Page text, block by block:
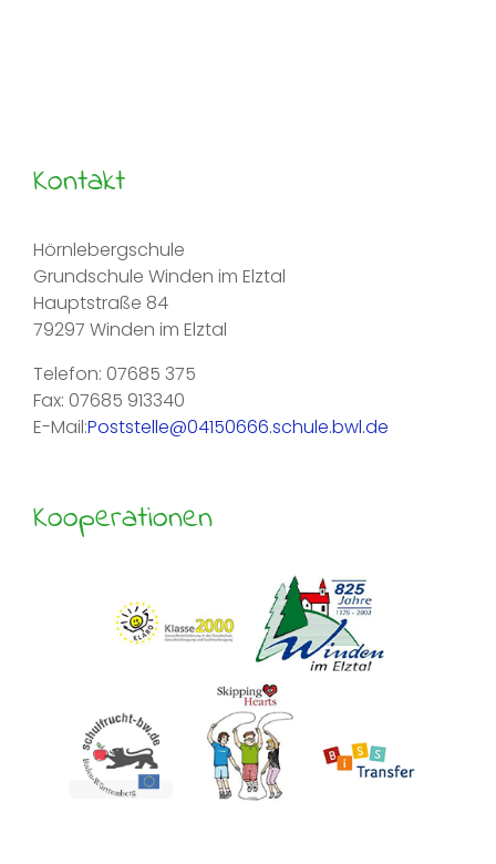
Kontakt
Hörnlebergschule
Grundschule Winden im Elztal
Hauptstraße 84
79297 Winden im Elztal
Telefon: 07685 375
Fax: 07685 913340
E-Mail:Poststelle@04150666.schule.bwl.de
Kooperationen